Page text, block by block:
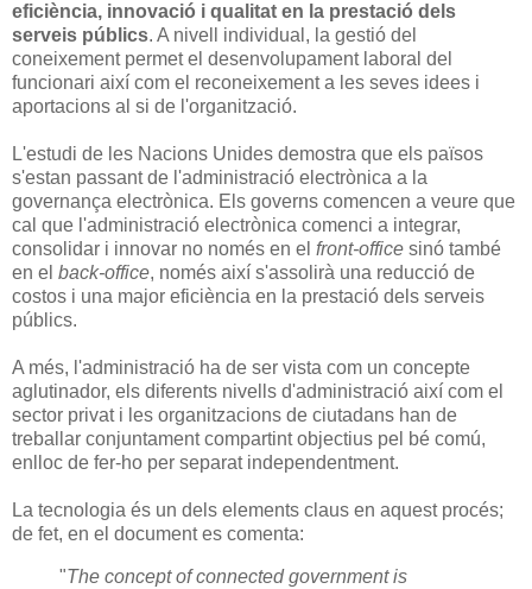
eficiència, innovació i qualitat en la prestació dels
serveis públics. A nivell individual, la gestió del
coneixement permet el desenvolupament laboral del
funcionari així com el reconeixement a les seves idees i
aportacions al si de l'organització.
L'estudi de les Nacions Unides demostra que els països
s'estan passant de l'administració electrònica a la
governança electrònica. Els governs comencen a veure que
cal que l'administració electrònica comenci a integrar,
consolidar i innovar no només en el front-office sinó també
en el back-office, només així s'assolirà una reducció de
costos i una major eficiència en la prestació dels serveis
públics.
A més, l'administració ha de ser vista com un concepte
aglutinador, els diferents nivells d'administració així com el
sector privat i les organitzacions de ciutadans han de
treballar conjuntament compartint objectius pel bé comú,
enlloc de fer-ho per separat independentment.
La tecnologia és un dels elements claus en aquest procés;
de fet, en el document es comenta:
"The concept of connected government is